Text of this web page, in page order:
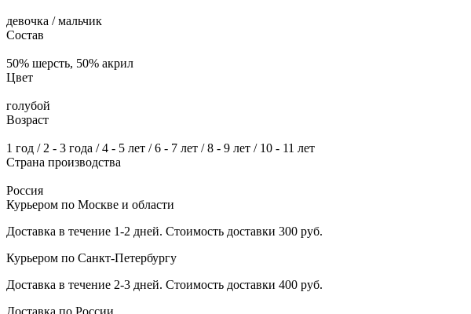
девочка / мальчик
Состав
50% шерсть, 50% акрил
Цвет
голубой
Возраст
1 год / 2 - 3 года / 4 - 5 лет / 6 - 7 лет / 8 - 9 лет / 10 - 11 лет
Страна производства
Россия
Курьером по Москве и области
Доставка в течение 1-2 дней. Стоимость доставки 300 руб.
Курьером по Санкт-Петербургу
Доставка в течение 2-3 дней. Стоимость доставки 400 руб.
Доставка по России